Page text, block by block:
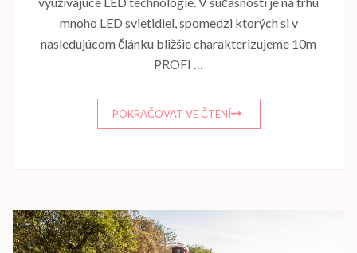
mnoho LED svietidiel, spomedzi ktorých si v
nasledujúcom článku bližšie charakterizujeme 10m
PROFI …
POKRAČOVAT VE ČTENÍ